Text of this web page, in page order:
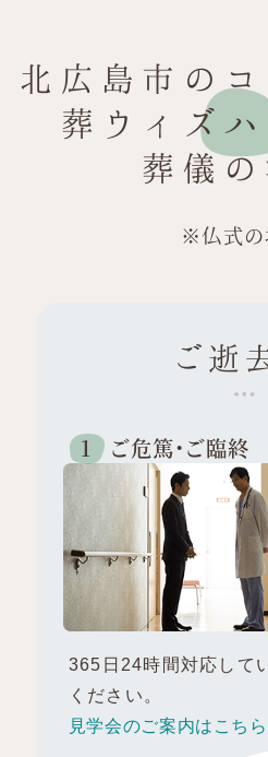
北広島市の
葬ウィズ
葬儀の
※仏式の
ご逝
ご危篤・ご臨終
365日24時間対応して
ください。
見学会のご案内はこちら